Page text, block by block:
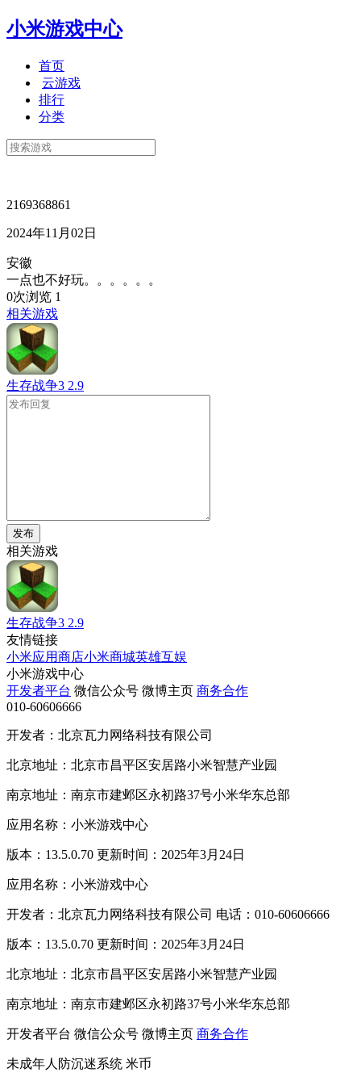
小米游戏中心
首页
云游戏
排行
分类
2169368861
2024年11月02日
安徽
一点也不好玩。。。。。。
0次浏览 1
相关游戏
生存战争3 2.9
发布
相关游戏
生存战争3 2.9
友情链接
小米应用商店小米商城英雄互娱
小米游戏中心
开发者平台 微信公众号 微博主页 商务合作
010-60606666
开发者：北京瓦力网络科技有限公司
北京地址：北京市昌平区安居路小米智慧产业园
南京地址：南京市建邺区永初路37号小米华东总部
应用名称：小米游戏中心
版本：13.5.0.70 更新时间：2025年3月24日
应用名称：小米游戏中心
开发者：北京瓦力网络科技有限公司 电话：010-60606666
版本：13.5.0.70 更新时间：2025年3月24日
北京地址：北京市昌平区安居路小米智慧产业园
南京地址：南京市建邺区永初路37号小米华东总部
开发者平台 微信公众号 微博主页 商务合作
未成年人防沉迷系统 米币